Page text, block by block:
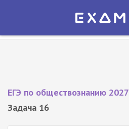
Экзамер — ЕГЭ 2027
ЕГЭ по обществознанию 2027
Задача 16